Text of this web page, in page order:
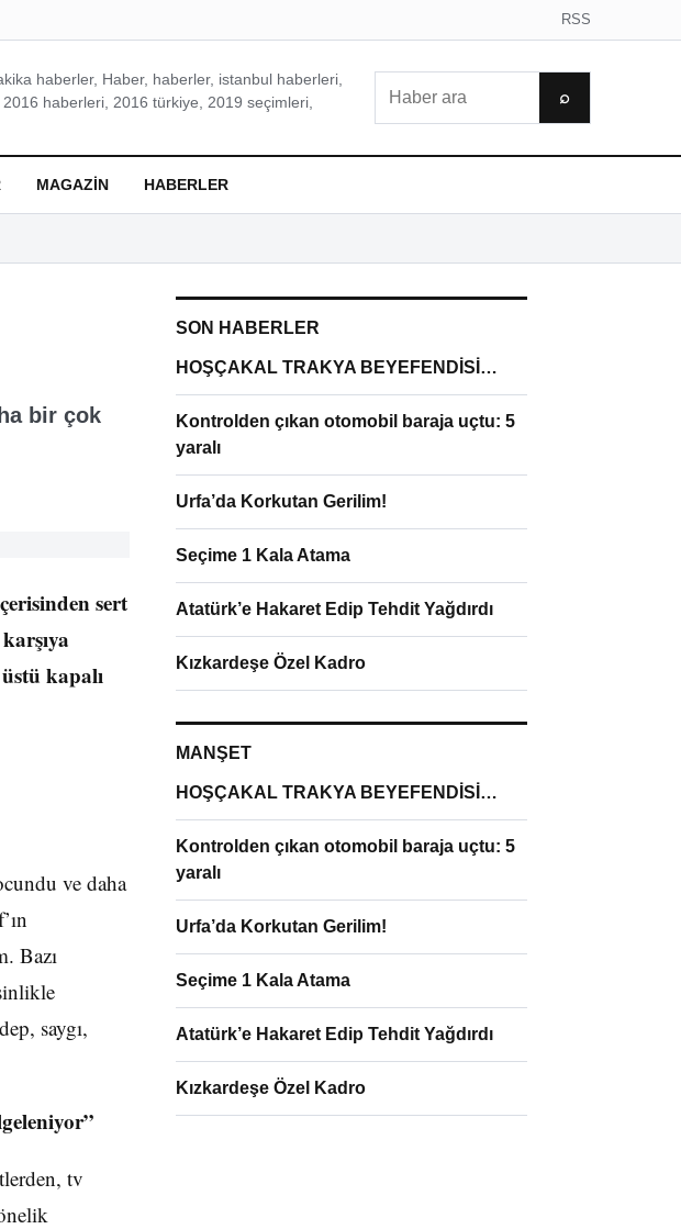
RSS
haberler, Haber, haberler, istanbul haberleri,
haberleri, 2016 türkiye, 2019 seçimleri,
⌕
MAGAZIN HABERLER
bir çok
sert
kapalı
ve daha
Bazı
saygı,
tv
SON HABERLER
HOŞÇAKAL TRAKYA BEYEFENDİSİ…
Kontrolden çıkan otomobil baraja uçtu: 5
yaralı
Urfa’da Korkutan Gerilim!
Seçime 1 Kala Atama
Atatürk’e Hakaret Edip Tehdit Yağdırdı
Kızkardeşe Özel Kadro
MANŞET
HOŞÇAKAL TRAKYA BEYEFENDİSİ…
Kontrolden çıkan otomobil baraja uçtu: 5
yaralı
Urfa’da Korkutan Gerilim!
Seçime 1 Kala Atama
Atatürk’e Hakaret Edip Tehdit Yağdırdı
Kızkardeşe Özel Kadro